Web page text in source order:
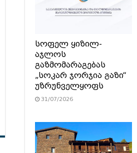
სოფელ ყიზილ-
აჯლოს
გაზმომარაგებას
„სოკარ ჯორჯია გაზი“
უზრუნველყოფს
31/07/2026